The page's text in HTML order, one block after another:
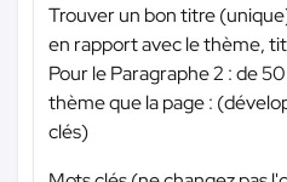
Trouver un bon titre
en rapport avec le thème,
Pour le Paragraphe 2 : de
thème que la page :
clés)